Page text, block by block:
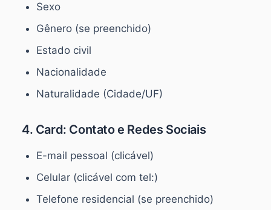
Sexo
Gênero (se preenchido)
Estado civil
Nacionalidade
Naturalidade (Cidade/UF)
4. Card: Contato e Redes Sociais
E-mail pessoal (clicável)
Celular (clicável com tel:)
Telefone residencial (se preenchido)